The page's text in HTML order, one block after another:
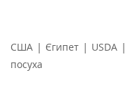
США | Єгипет | USDA |
посуха